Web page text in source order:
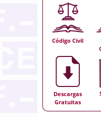
Código Civil
Descargas
Gratuitas